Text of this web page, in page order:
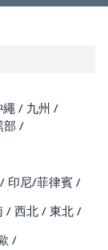
繩
九州
部
印尼/菲律賓
西北 東北